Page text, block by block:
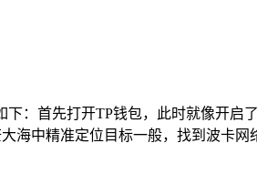
：首先打开TP钱包，此时就像开
海中精准定位目标一般，找到波卡